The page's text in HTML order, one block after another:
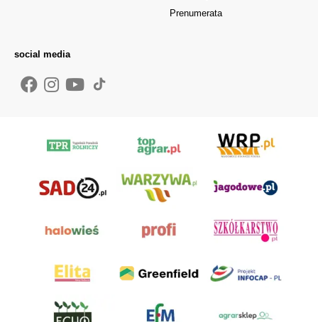
Prenumerata
social media